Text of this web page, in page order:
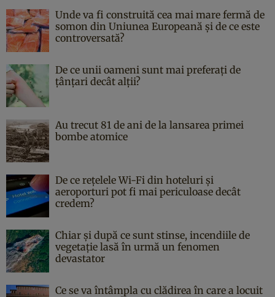
Unde va fi construită cea mai mare fermă de
somon din Uniunea Europeană și de ce este
controversată?
De ce unii oameni sunt mai preferați de
țânțari decât alții?
Au trecut 81 de ani de la lansarea primei
bombe atomice
De ce rețelele Wi-Fi din hoteluri și
aeroporturi pot fi mai periculoase decât
credem?
Chiar și după ce sunt stinse, incendiile de
vegetație lasă în urmă un fenomen
devastator
Ce se va întâmpla cu clădirea în care a locuit